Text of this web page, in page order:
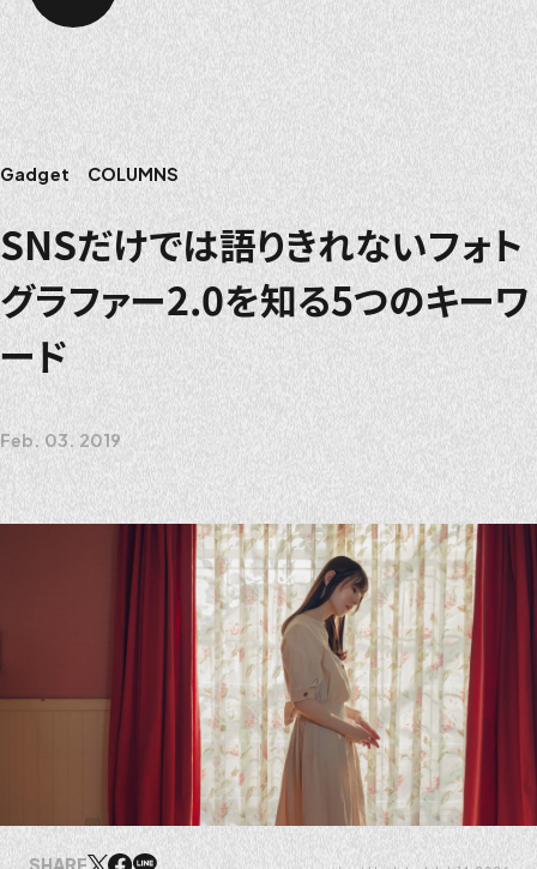
Gadget COLUMNS
SNSだけでは語りきれないフォト
グラファー2.0を知る5つのキーワ
ード
Feb. 03. 2019